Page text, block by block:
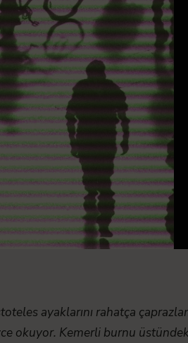
ayaklarını rahatça
okuyor. Kemerli burnu